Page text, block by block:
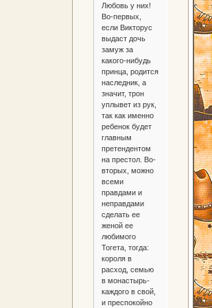
Любовь у них!
Во-первых,
если Викторус
выдаст дочь
замуж за
какого-нибудь
принца, родится
наследник, а
значит, трон
уплывет из рук,
так как именно
ребенок будет
главным
претендентом
на престол. Во-
вторых, можно
всеми
правдами и
неправдами
сделать ее
женой ее
любимого
Тогета, тогда:
короля в
расход, семью
в монастырь-
каждого в свой,
и преспокойно